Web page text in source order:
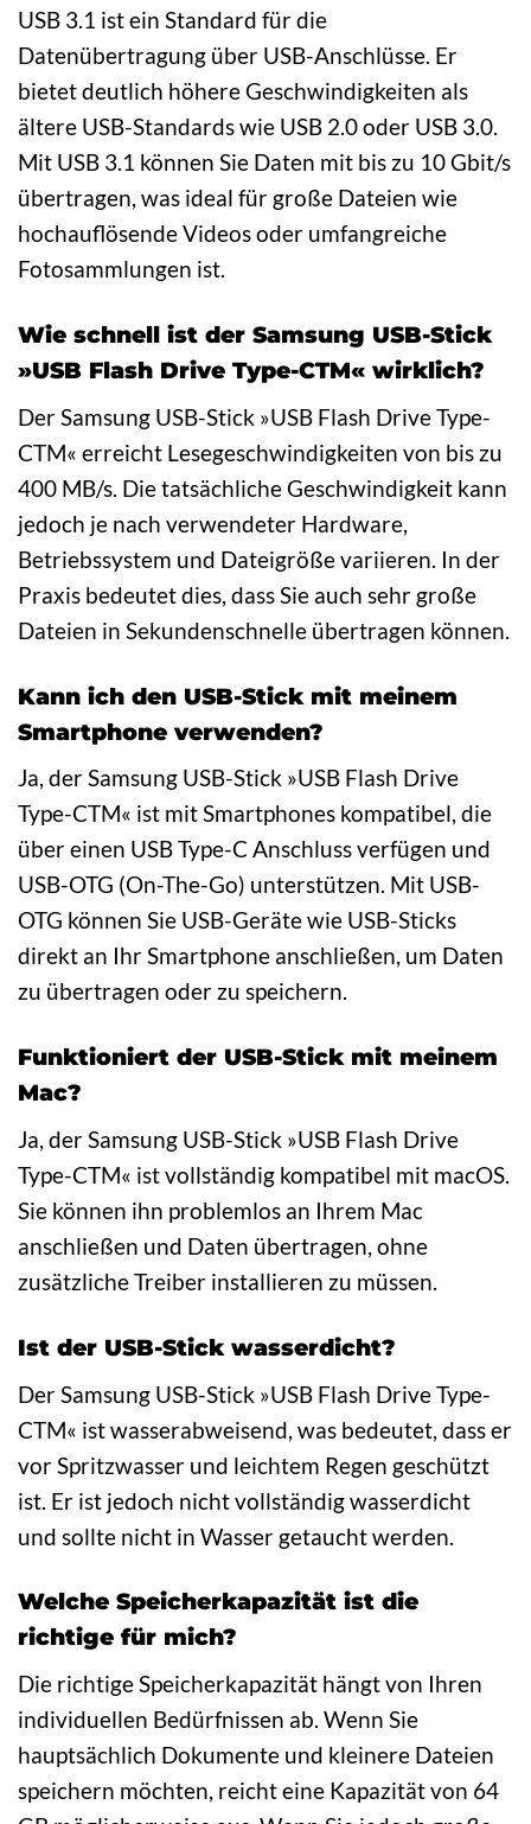
USB 3.1 ist ein Standard für die
Datenübertragung über USB-Anschlüsse. Er
bietet deutlich höhere Geschwindigkeiten als
ältere USB-Standards wie USB 2.0 oder USB 3.0.
Mit USB 3.1 können Sie Daten mit bis zu 10 Gbit/s
übertragen, was ideal für große Dateien wie
hochauflösende Videos oder umfangreiche
Fotosammlungen ist.
Wie schnell ist der Samsung USB-Stick
»USB Flash Drive Type-CTM« wirklich?
Der Samsung USB-Stick »USB Flash Drive Type-
CTM« erreicht Lesegeschwindigkeiten von bis zu
400 MB/s. Die tatsächliche Geschwindigkeit kann
jedoch je nach verwendeter Hardware,
Betriebssystem und Dateigröße variieren. In der
Praxis bedeutet dies, dass Sie auch sehr große
Dateien in Sekundenschnelle übertragen können.
Kann ich den USB-Stick mit meinem
Smartphone verwenden?
Ja, der Samsung USB-Stick »USB Flash Drive
Type-CTM« ist mit Smartphones kompatibel, die
über einen USB Type-C Anschluss verfügen und
USB-OTG (On-The-Go) unterstützen. Mit USB-
OTG können Sie USB-Geräte wie USB-Sticks
direkt an Ihr Smartphone anschließen, um Daten
zu übertragen oder zu speichern.
Funktioniert der USB-Stick mit meinem
Mac?
Ja, der Samsung USB-Stick »USB Flash Drive
Type-CTM« ist vollständig kompatibel mit macOS.
Sie können ihn problemlos an Ihrem Mac
anschließen und Daten übertragen, ohne
zusätzliche Treiber installieren zu müssen.
Ist der USB-Stick wasserdicht?
Der Samsung USB-Stick »USB Flash Drive Type-
CTM« ist wasserabweisend, was bedeutet, dass er
vor Spritzwasser und leichtem Regen geschützt
ist. Er ist jedoch nicht vollständig wasserdicht
und sollte nicht in Wasser getaucht werden.
Welche Speicherkapazität ist die
richtige für mich?
Die richtige Speicherkapazität hängt von Ihren
individuellen Bedürfnissen ab. Wenn Sie
hauptsächlich Dokumente und kleinere Dateien
speichern möchten, reicht eine Kapazität von 64